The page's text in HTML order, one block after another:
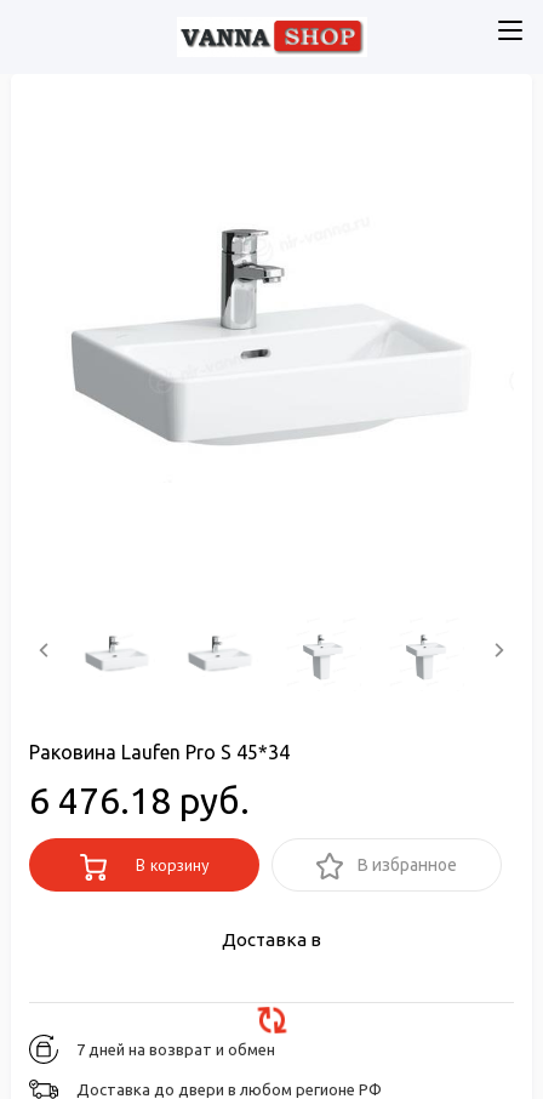
Раковина Laufen Pro S 45*34
6 476.18 руб.
В корзину В избранное
Доставка в
7 дней на возврат и обмен
Доставка до двери в любом регионе РФ